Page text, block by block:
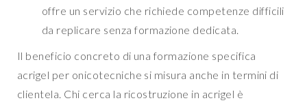
offre un servizio che richiede competenze difficili
da replicare senza formazione dedicata.
Il beneficio concreto di una formazione specifica
acrigel per onicotecniche si misura anche in termini di
clientela. Chi cerca la ricostruzione in acrigel è